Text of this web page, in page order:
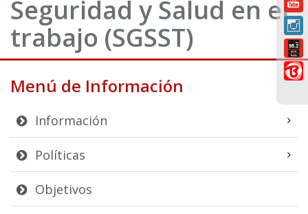
Seguridad y Salud en el
trabajo (SGSST)
Menú de Información
Información
Políticas
Objetivos